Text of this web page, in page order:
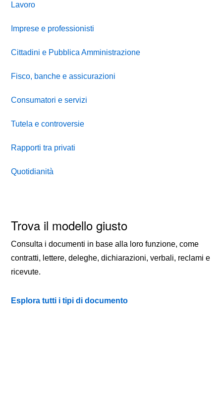
Lavoro
Imprese e professionisti
Cittadini e Pubblica Amministrazione
Fisco, banche e assicurazioni
Consumatori e servizi
Tutela e controversie
Rapporti tra privati
Quotidianità
Trova il modello giusto
Consulta i documenti in base alla loro funzione, come
contratti, lettere, deleghe, dichiarazioni, verbali, reclami e
ricevute.
Esplora tutti i tipi di documento